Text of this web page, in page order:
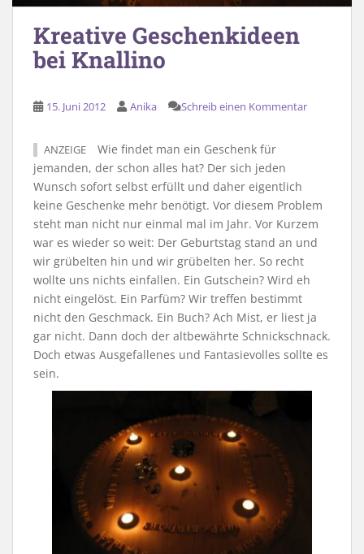
Kreative Geschenkideen
bei Knallino
15. Juni 2012 Anika Schreib einen Kommentar
ANZEIGE
Wie findet man ein Geschenk für
jemanden, der schon alles hat? Der sich jeden
Wunsch sofort selbst erfüllt und daher eigentlich
keine Geschenke mehr benötigt. Vor diesem Problem
steht man nicht nur einmal mal im Jahr. Vor Kurzem
war es wieder so weit: Der Geburtstag stand an und
wir grübelten hin und wir grübelten her. So recht
wollte uns nichts einfallen. Ein Gutschein? Wird eh
nicht eingelöst. Ein Parfüm? Wir treffen bestimmt
nicht den Geschmack. Ein Buch? Ach Mist, er liest ja
gar nicht. Dann doch der altbewährte Schnickschnack.
Doch etwas Ausgefallenes und Fantasievolles sollte es
sein.